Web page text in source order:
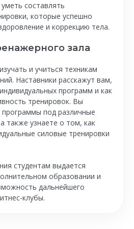
составлять
которые успешно
и коррекцию тела.
зала
и учиться техникам
Наставники расскажут вам,
программ и как
тренировок. Вы
программы под различные
также узнаете о том, как
силовые тренировки
студентам выдается
образовании и
дальнейшего
клубы.